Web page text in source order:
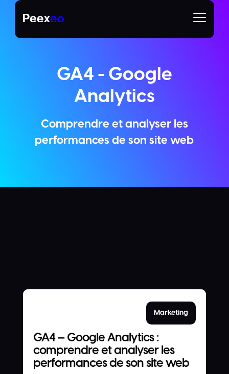
GA4 - Google
Analytics
Comprendre et analyser les
performances de son site web
Marketing
GA4 – Google Analytics :
comprendre et analyser les
performances de son site web